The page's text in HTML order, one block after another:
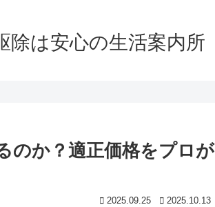
除は安心の生活案内所
のか？適正価格をプロが
2025.09.25 2025.10.13